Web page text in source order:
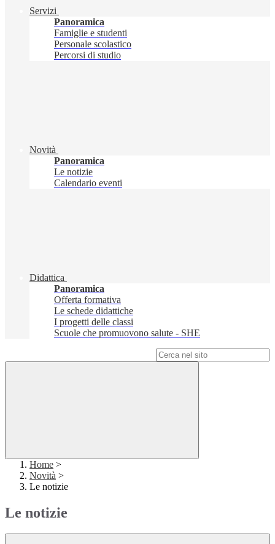
Servizi
Panoramica
Famiglie e studenti
Personale scolastico
Percorsi di studio
Novità
Panoramica
Le notizie
Calendario eventi
Didattica
Panoramica
Offerta formativa
Le schede didattiche
I progetti delle classi
Scuole che promuovono salute - SHE
Home >
Novità >
Le notizie
Le notizie